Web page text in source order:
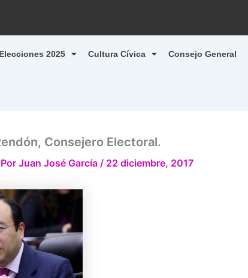
Elecciones 2025 Cultura Cívica Consejo General
Consejero Electoral.
Juan José García / 22 diciembre, 2017